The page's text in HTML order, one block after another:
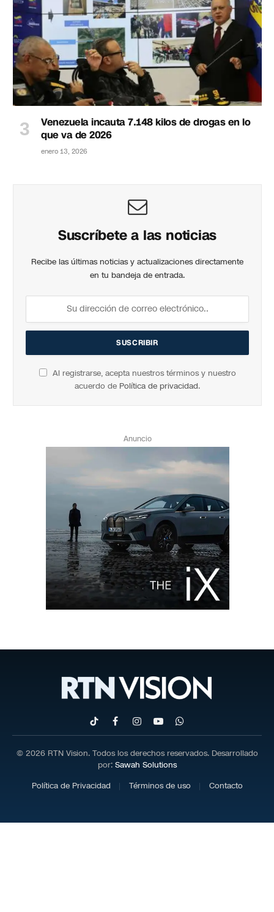
Venezuela incauta 7.148 kilos de drogas en lo
que va de 2026
enero 13, 2026
Suscríbete a las noticias
Recibe las últimas noticias y actualizaciones directamente
en tu bandeja de entrada.
Al registrarse, acepta nuestros términos y nuestro
acuerdo de Política de privacidad.
Anuncio
TikTokFacebookInstagram
YouTubeWhatsApp
© 2026 RTN Vision. Todos los derechos reservados. Desarrollado
por: Sawah Solutions
Política de Privacidad
Términos de uso Contacto